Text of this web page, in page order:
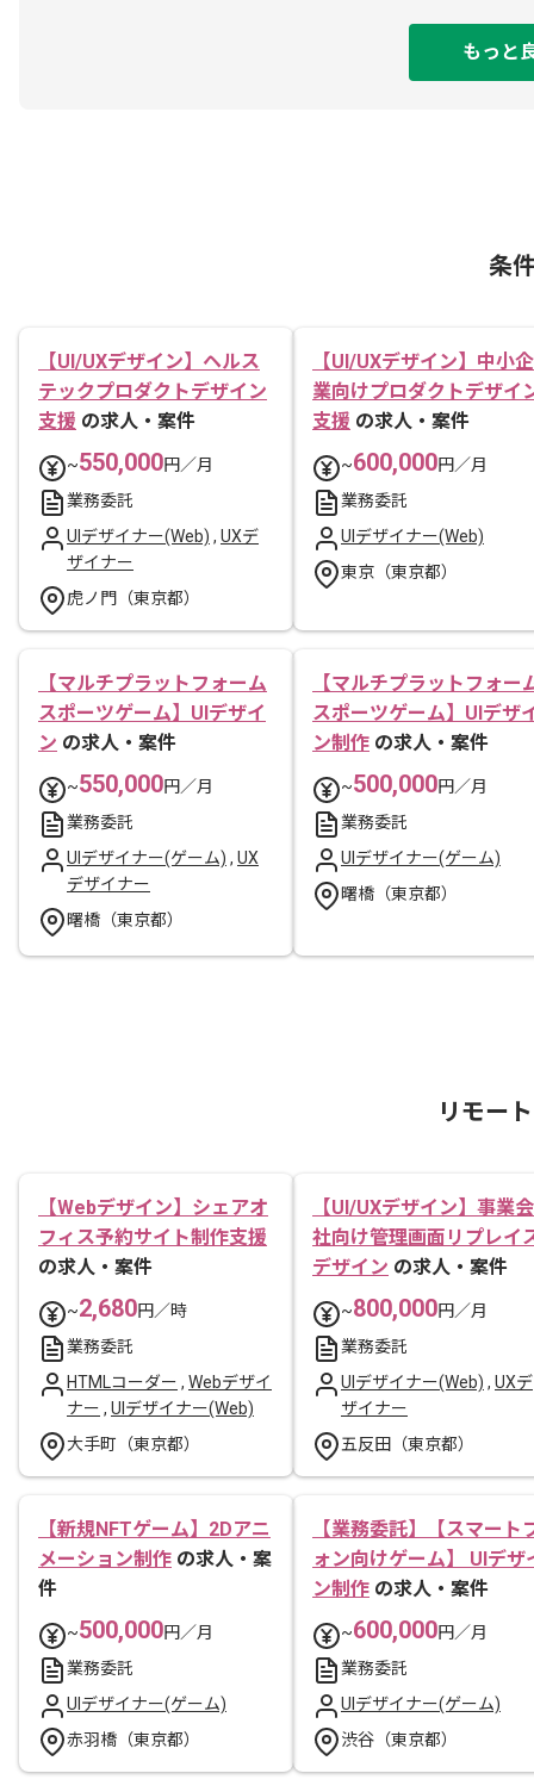
もっと
条
【UI/UXデザイン】ヘルス
テックプロダクトデザイン
支援 の求人・案件
~550,000円／月
業務委託
UIデザイナー(Web) , UXデ
ザイナー
虎ノ門（東京都）
【UI/UXデザイン】中小企
業向けプロダクトデザイ
支援 の求人・案件
~600,000円／月
業務委託
UIデザイナー(Web)
東京（東京都）
【マルチプラットフォーム
スポーツゲーム】UIデザイ
ン の求人・案件
~550,000円／月
業務委託
UIデザイナー(ゲーム) , UX
デザイナー
曙橋（東京都）
【マルチプラットフォー
スポーツゲーム】UIデザ
ン制作 の求人・案件
~500,000円／月
業務委託
UIデザイナー(ゲーム)
曙橋（東京都）
リモー
【Webデザイン】シェアオ
フィス予約サイト制作支援
の求人・案件
~2,680円／時
業務委託
HTMLコーダー , Webデザイ
ナー , UIデザイナー(Web)
大手町（東京都）
【UI/UXデザイン】事業会
社向け管理画面リプレイ
デザイン の求人・案件
~800,000円／月
業務委託
UIデザイナー(Web) , UXデ
ザイナー
五反田（東京都）
【新規NFTゲーム】2Dアニ
メーション制作 の求人・案
件
~500,000円／月
業務委託
UIデザイナー(ゲーム)
赤羽橋（東京都）
【業務委託】【スマート
ォン向けゲーム】 UIデザ
ン制作 の求人・案件
~600,000円／月
業務委託
UIデザイナー(ゲーム)
渋谷（東京都）